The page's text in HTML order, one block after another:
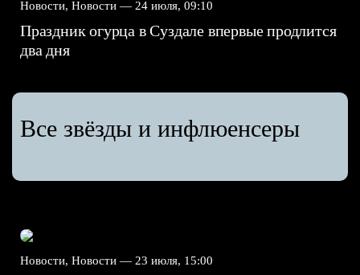
Новости, Новости — 24 июля, 09:10
Праздник огурца в Суздале впервые продлится
два дня
Все звёзды и инфлюенсеры
Новости, Новости — 23 июля, 15:00